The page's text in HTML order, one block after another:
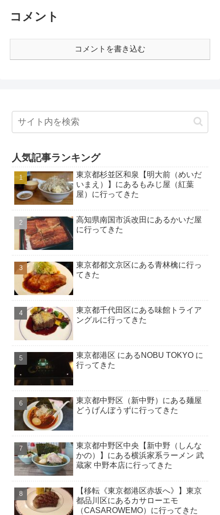
コメント
コメントを書き込む
人気記事ランキング
東京都杉並区和泉【明大前（めいだ
いまえ）】にあるもみじ屋（紅葉
屋）に行ってきた
高知県南国市浜改田にあるかいだ屋
に行ってきた
東京都都文京区にある青林檎に行っ
てきた
東京都千代田区にある味館トライア
ングルに行ってきた
東京都港区 にあるNOBU TOKYO に
行ってきた
東京都中野区（新中野）にある麺屋
どうげんぼうずに行ってきた
東京都中野区中央【新中野（しんな
かの）】にある横浜家系ラーメン 武
蔵家 中野本店に行ってきた
【移転《東京都港区赤坂へ》】東京
都品川区にあるカサローエモ
（CASAROWEMO）に行ってきた